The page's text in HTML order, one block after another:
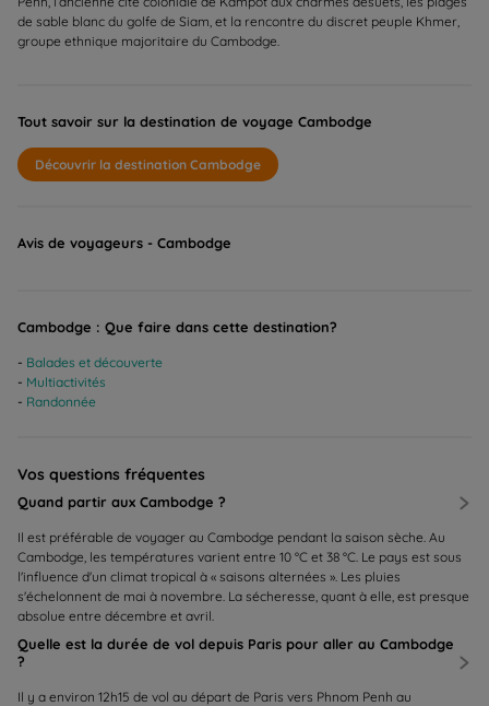
de sable blanc du golfe de Siam, et la rencontre du discret peuple Khmer,
groupe ethnique majoritaire du Cambodge.
Tout savoir sur la destination de voyage Cambodge
Découvrir la destination Cambodge
Avis de voyageurs - Cambodge
Cambodge : Que faire dans cette destination?
Balades et découverte
Multiactivités
Randonnée
Vos questions fréquentes
Quand partir aux Cambodge ?
Il est préférable de voyager au Cambodge pendant la saison sèche. Au
Cambodge, les températures varient entre 10 °C et 38 °C. Le pays est sous
l'influence d'un climat tropical à « saisons alternées ». Les pluies
s'échelonnent de mai à novembre. La sécheresse, quant à elle, est presque
absolue entre décembre et avril.
Quelle est la durée de vol depuis Paris pour aller au Cambodge
?
Il y a environ 12h15 de vol au départ de Paris vers Phnom Penh au